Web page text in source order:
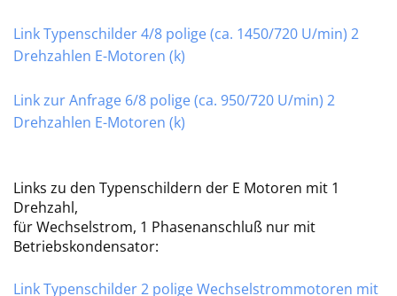
Link Typenschilder 4/8 polige (ca. 1450/720 U/min) 2
Drehzahlen E-Motoren (k)
Link zur Anfrage 6/8 polige (ca. 950/720 U/min) 2
Drehzahlen E-Motoren (k)
Links zu den Typenschildern der E Motoren mit 1
Drehzahl,
für Wechselstrom, 1 Phasenanschluß nur mit
Betriebskondensator:
Link Typenschilder 2 polige Wechselstrommotoren mit